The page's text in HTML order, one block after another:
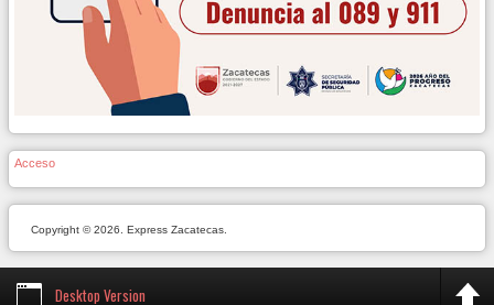
Acceso
Copyright © 2026. Express Zacatecas.
Desktop Version